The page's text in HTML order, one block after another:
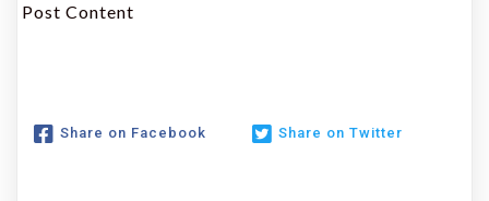
Post Content
Share on Facebook Share on Twitter